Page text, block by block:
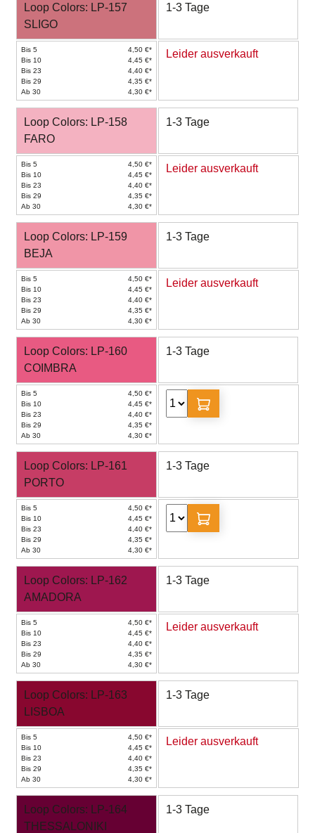
Loop Colors: LP-157
SLIGO
1-3 Tage
Bis 5
4,50 €*
Bis 10
4,45 €*
Bis 23
4,40 €*
Bis 29
4,35 €*
Ab 30
4,30 €*
Leider ausverkauft
Loop Colors: LP-158
FARO
1-3 Tage
Bis 5
4,50 €*
Bis 10
4,45 €*
Bis 23
4,40 €*
Bis 29
4,35 €*
Ab 30
4,30 €*
Leider ausverkauft
Loop Colors: LP-159
BEJA
1-3 Tage
Bis 5
4,50 €*
Bis 10
4,45 €*
Bis 23
4,40 €*
Bis 29
4,35 €*
Ab 30
4,30 €*
Leider ausverkauft
Loop Colors: LP-160
COIMBRA
1-3 Tage
Bis 5
4,50 €*
Bis 10
4,45 €*
Bis 23
4,40 €*
Bis 29
4,35 €*
Ab 30
4,30 €*
Loop Colors: LP-161
PORTO
1-3 Tage
Bis 5
4,50 €*
Bis 10
4,45 €*
Bis 23
4,40 €*
Bis 29
4,35 €*
Ab 30
4,30 €*
Loop Colors: LP-162
AMADORA
1-3 Tage
Bis 5
4,50 €*
Bis 10
4,45 €*
Bis 23
4,40 €*
Bis 29
4,35 €*
Ab 30
4,30 €*
Leider ausverkauft
Loop Colors: LP-163
LISBOA
1-3 Tage
Bis 5
4,50 €*
Bis 10
4,45 €*
Bis 23
4,40 €*
Bis 29
4,35 €*
Ab 30
4,30 €*
Leider ausverkauft
Loop Colors: LP-164
THESSALONIKI
1-3 Tage